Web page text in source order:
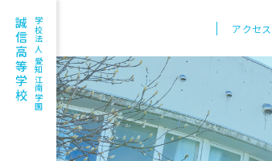
アクセス
学校法人 愛知江南学園
誠信高等学校